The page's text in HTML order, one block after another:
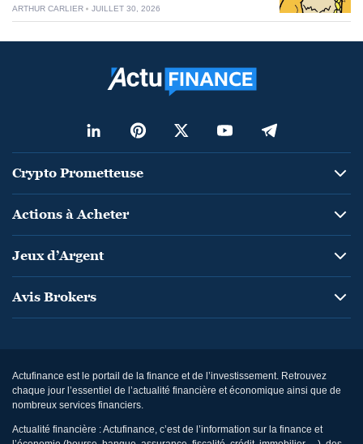
ARTHUR CARLIER JUILLET 30, 2026
Crypto Prometteuse
Actions à Acheter
Jeux d’Argent
Avis Brokers
Actufinance est le portail de la finance et de l’investissement. Retrouvez
chaque jour l’essentiel de l’actualité financière et économique ainsi que de
nombreux services financiers.
Actualité financière : Actufinance, c’est de l’information sur la finance et